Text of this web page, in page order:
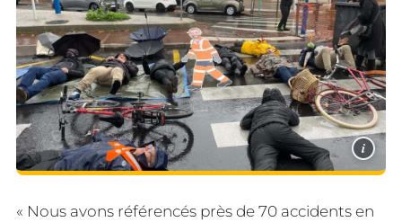
i
« Nous avons référencés près de 70 accidents en